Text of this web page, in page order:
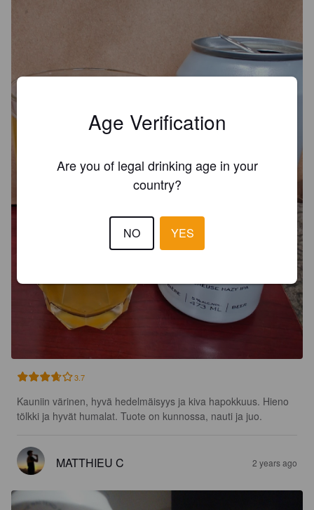
3.7
Kauniin värinen, hyvä hedelmäisyys ja kiva hapokkuus. Hieno
tölkki ja hyvät humalat. Tuote on kunnossa, nauti ja juo.
MATTHIEU C 2 years ago
Age Verification
Are you of legal drinking age in your
country?
NO YES